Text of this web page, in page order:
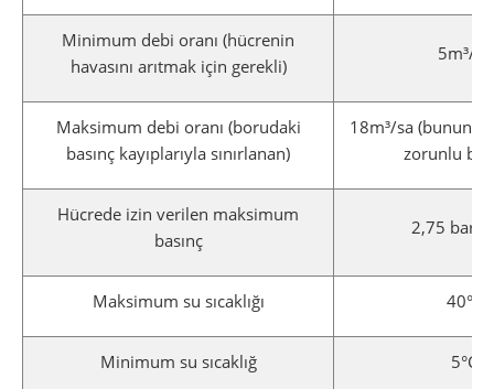
Minimum debi oranı (hücrenin
havasını arıtmak için gerekli)
5m³/sa
Maksimum debi oranı (borudaki
basınç kayıplarıyla sınırlanan)
18m³/sa (bunun
zorunlu
Hücrede izin verilen maksimum
basınç
2,75 bar
Maksimum su sıcaklığı 40°C
Minimum su sıcaklığ 5°C